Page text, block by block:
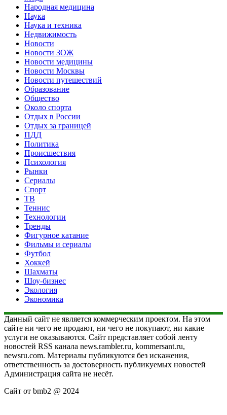
Народная медицина
Наука
Наука и техника
Недвижимость
Новости
Новости ЗОЖ
Новости медицины
Новости Москвы
Новости путешествий
Образование
Общество
Около спорта
Отдых в России
Отдых за границей
ПДД
Политика
Происшествия
Психология
Рынки
Сериалы
Спорт
ТВ
Теннис
Технологии
Тренды
Фигурное катание
Фильмы и сериалы
Футбол
Хоккей
Шахматы
Шоу-бизнес
Экология
Экономика
Данный сайт не является коммерческим проектом. На этом
сайте ни чего не продают, ни чего не покупают, ни какие
услуги не оказываются. Сайт представляет собой ленту
новостей RSS канала news.rambler.ru, kommersant.ru,
newsru.com. Материалы публикуются без искажения,
ответственность за достоверность публикуемых новостей
Администрация сайта не несёт.
Сайт от bmb2 @ 2024